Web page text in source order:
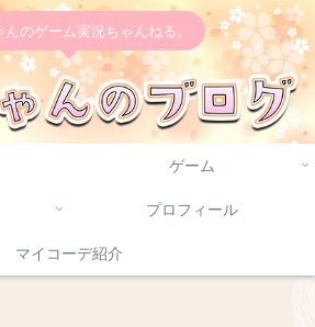
のゲーム実況ちゃんねる。
ゲーム
プロフィール
マイコーデ紹介